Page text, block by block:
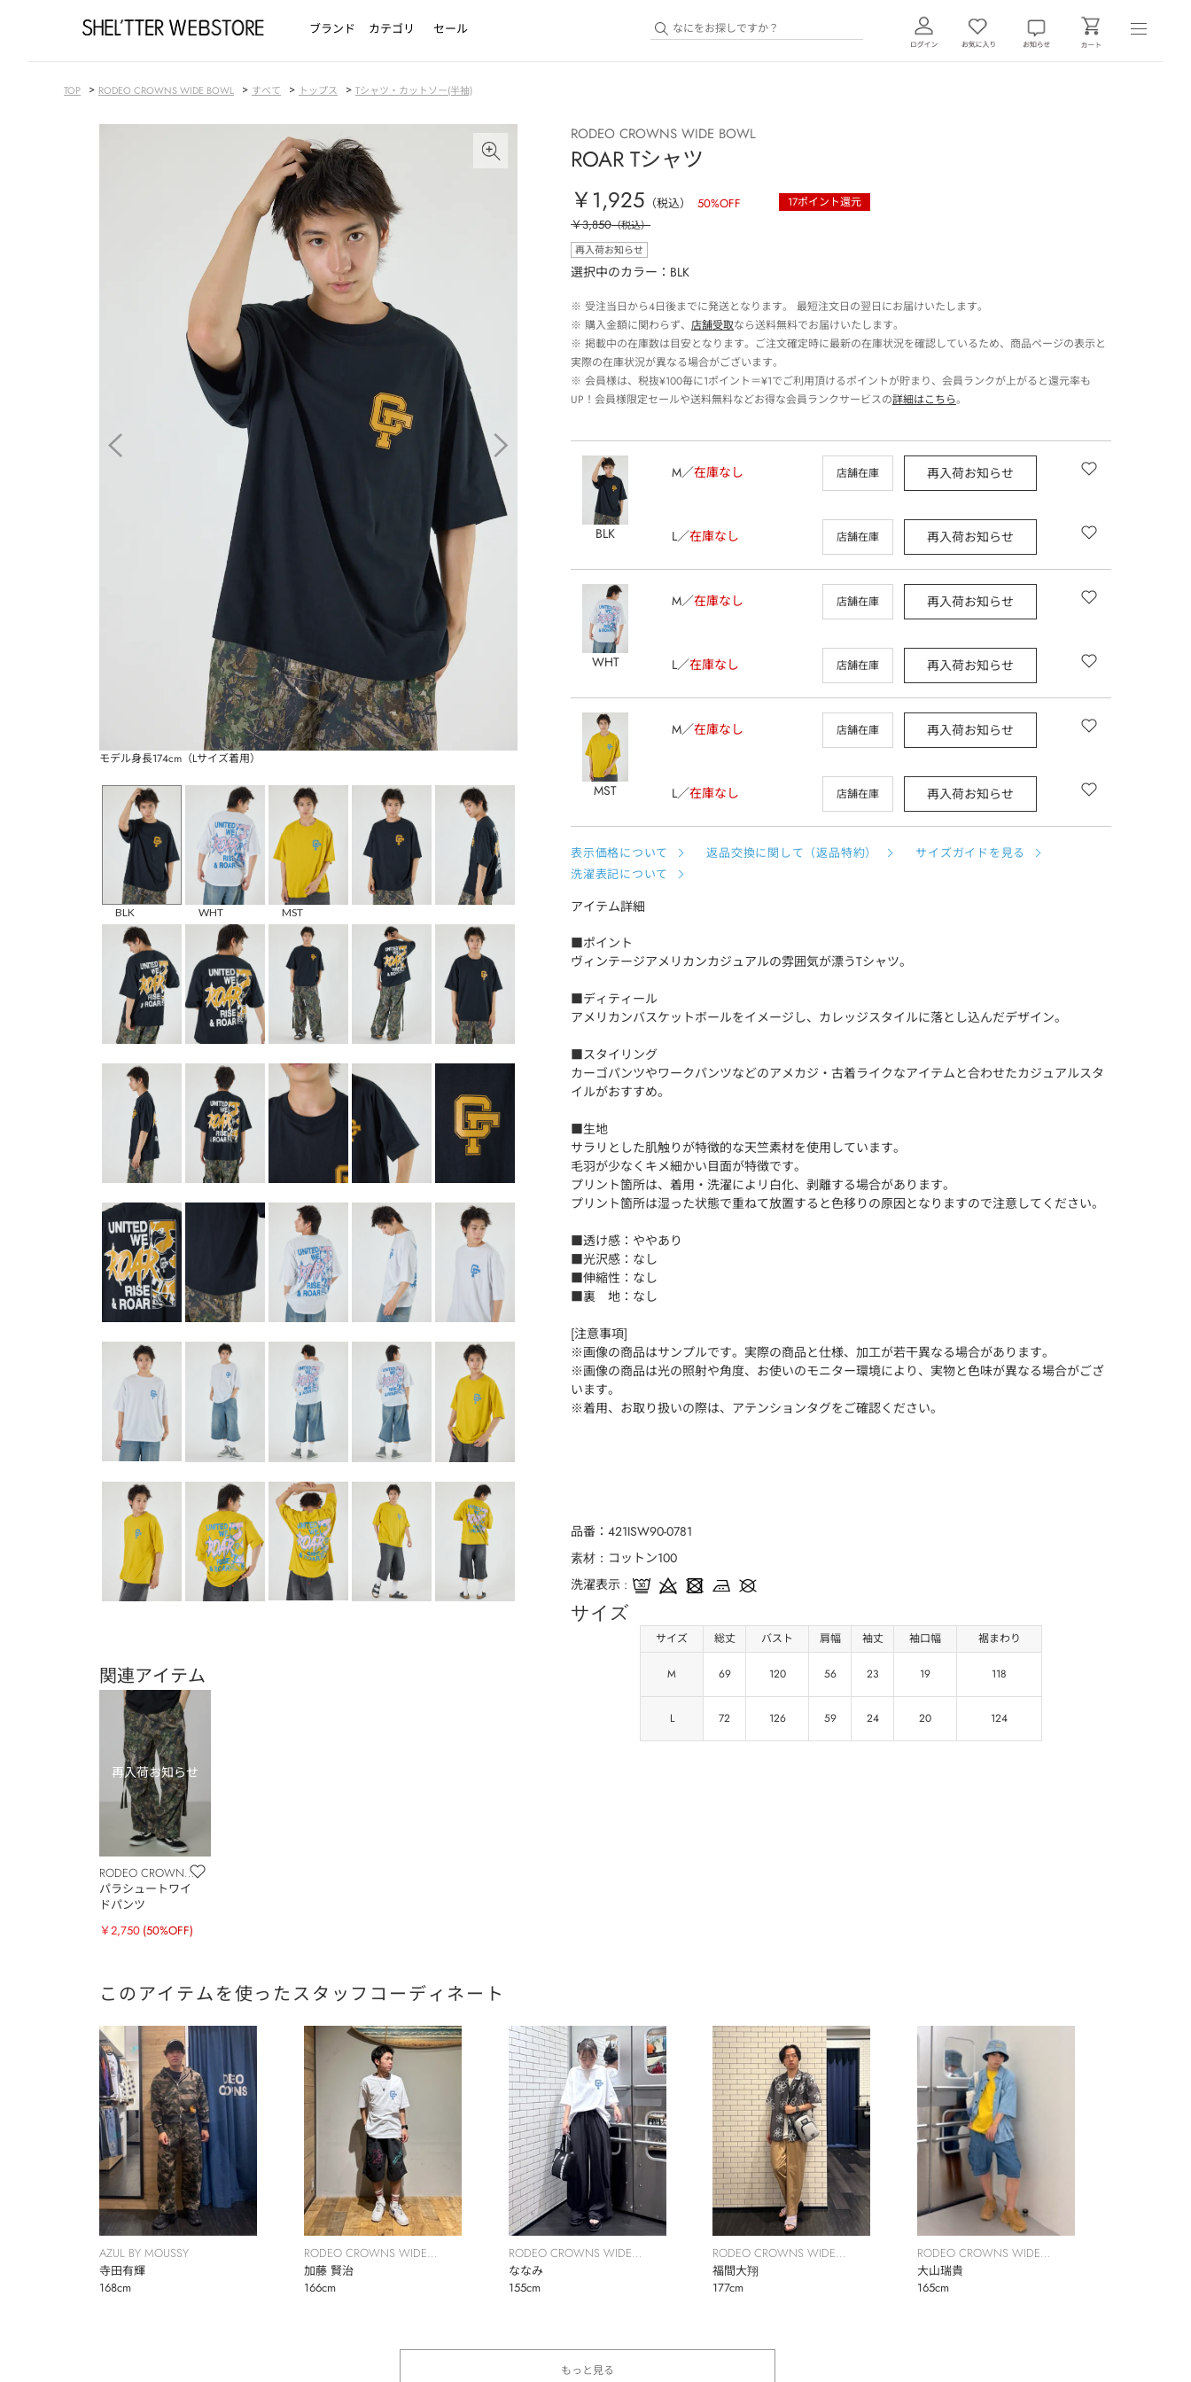
ブランド カテゴリ セール
TOP > RODEO CROWNS WIDE BOWL > すべて > トップス > Tシャツ・カットソー(半袖)
モデル身長174cm（Lサイズ着用）
BLK WHT MST
関連アイテム
RODEO CROWNS
WIDE BOWL
パラシュートワイ
ドパンツ
￥2,750 (50%OFF)
RODEO CROWNS WIDE BOWL
ROAR Tシャツ
￥1,925 （税込） 50%OFF 17ポイント還元
￥3,850（税込）
再入荷お知らせ
選択中のカラー：BLK
※ 受注当日から4日後までに発送となります。 最短注文日の翌日にお届けいたします。
※ 購入金額に関わらず、 店舗受取なら送料無料でお届けいたします。
※ 掲載中の在庫数は目安となります。ご注文確定時に最新の在庫状況を確認しているため、商品ページの表示と
実際の在庫状況が異なる場合がございます。
※ 会員様は、税抜¥100毎に1ポイント＝¥1でご利用頂けるポイントが貯まり、会員ランクが上がると還元率も
UP！会員様限定セールや送料無料などお得な会員ランクサービスの詳細はこちら。
BLK
M 在庫なし 店舗在庫 再入荷お知らせ
L 在庫なし 店舗在庫 再入荷お知らせ
WHT
M 在庫なし 店舗在庫 再入荷お知らせ
L 在庫なし 店舗在庫 再入荷お知らせ
MST
M 在庫なし 店舗在庫 再入荷お知らせ
L 在庫なし 店舗在庫 再入荷お知らせ
表示価格について 返品交換に関して（返品特約）
サイズガイドを見る
洗濯表記について
アイテム詳細
■ポイント
ヴィンテージアメリカンカジュアルの雰囲気が漂うTシャツ。
■ディティール
アメリカンバスケットボールをイメージし、カレッジスタイルに落とし込んだデザイン。
■スタイリング
カーゴパンツやワークパンツなどのアメカジ・古着ライクなアイテムと合わせたカジュアルスタ
イルがおすすめ。
■生地
サラリとした肌触りが特徴的な天竺素材を使用しています。
毛羽が少なくキメ細かい目面が特徴です。
プリント箇所は、着用・洗濯によリ白化、剥離する場合があります。
プリント箇所は湿った状態で重ねて放置すると色移りの原因となりますので注意してください。
■透け感：ややあり
■光沢感：なし
■伸縮性：なし
■裏 地：なし
[注意事項]
※画像の商品はサンプルです。実際の商品と仕様、加工が若干異なる場合があります。
※画像の商品は光の照射や角度、お使いのモニター環境により、実物と色味が異なる場合がござ
います。
※着用、お取り扱いの際は、アテンションタグをご確認ください。
品番 421ISW90-0781
素材
コットン100
洗濯表示
サイズ
サイズ 総丈 バスト 肩幅 袖丈 袖口幅 裾まわり
M 69 120 56 23 19 118
L 72 126 59 24 20 124
このアイテムを使ったスタッフコーディネート
AZUL BY MOUSSY
寺田有輝
168cm
RODEO CROWNS WIDE
BOWL
加藤 賢治
166cm
RODEO CROWNS WIDE
BOWL
ななみ
155cm
RODEO CROWNS WIDE
BOWL
福間大翔
177cm
RODEO CROWNS WIDE
BOWL
大山瑞貴
165cm
もっと見る